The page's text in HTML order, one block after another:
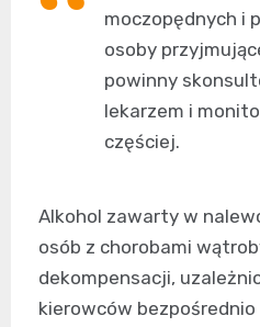
moczopędnych i
osoby
powinny
lekarzem i
częściej.
Alkohol zawarty w
osób z chorobami
dekompensacji,
kierowców